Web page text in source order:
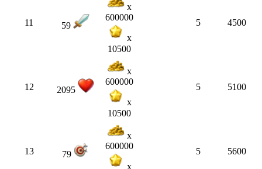
11 59
x
600000
x
10500
5 4500
12 2095
x
600000
x
10500
5 5100
13 79
x
600000
x
5 5600